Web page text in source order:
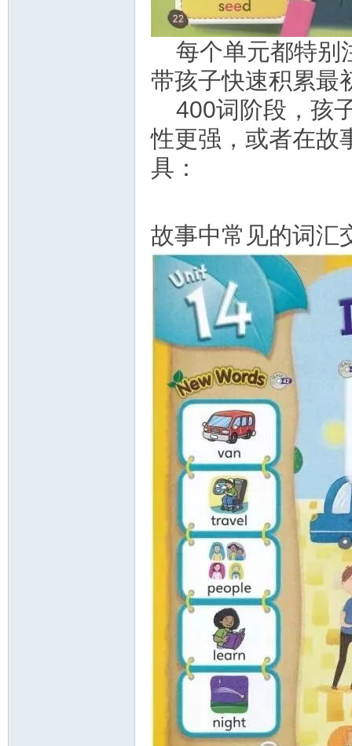
每个单元都特别
带孩子快速积累最
400词阶段，孩
性更强，或者在故
具：
故事中常见的词汇